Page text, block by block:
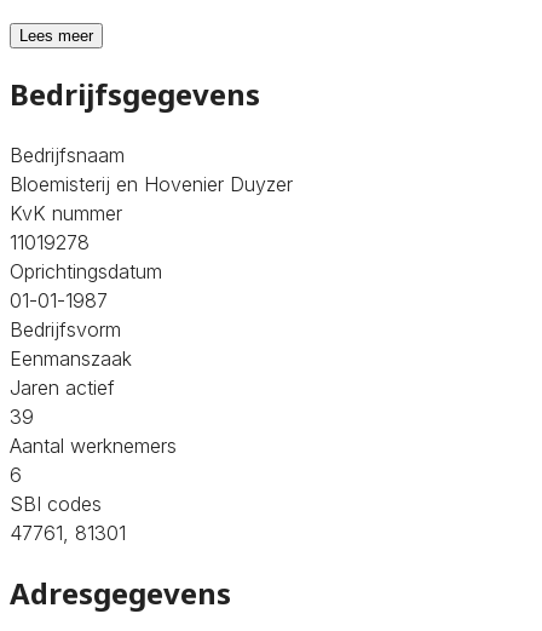
Lees meer
Bedrijfsgegevens
Bedrijfsnaam
Bloemisterij en Hovenier Duyzer
KvK nummer
11019278
Oprichtingsdatum
01-01-1987
Bedrijfsvorm
Eenmanszaak
Jaren actief
39
Aantal werknemers
6
SBI codes
47761, 81301
Adresgegevens